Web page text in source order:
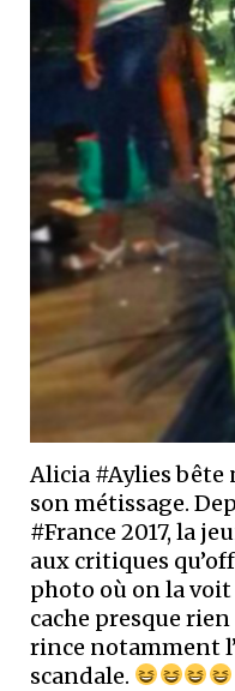
Alicia #Aylies
son métissage.
#France 2017, la
aux critiques
photo où on la
cache presque
rince notamment
scandale.